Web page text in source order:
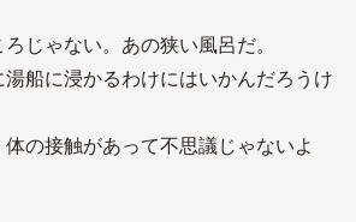
じゃない。あの狭い風呂だ。
船に浸かるわけにはいかんだろうけ
の接触があって不思議じゃないよ